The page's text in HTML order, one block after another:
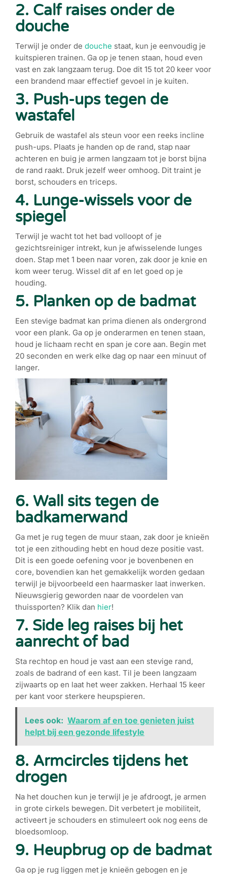
2. Calf raises onder de
douche
Terwijl je onder de douche staat, kun je eenvoudig je
kuitspieren trainen. Ga op je tenen staan, houd even
vast en zak langzaam terug. Doe dit 15 tot 20 keer voor
een brandend maar effectief gevoel in je kuiten.
3. Push-ups tegen de
wastafel
Gebruik de wastafel als steun voor een reeks incline
push-ups. Plaats je handen op de rand, stap naar
achteren en buig je armen langzaam tot je borst bijna
de rand raakt. Druk jezelf weer omhoog. Dit traint je
borst, schouders en triceps.
4. Lunge-wissels voor de
spiegel
Terwijl je wacht tot het bad volloopt of je
gezichtsreiniger intrekt, kun je afwisselende lunges
doen. Stap met 1 been naar voren, zak door je knie en
kom weer terug. Wissel dit af en let goed op je
houding.
5. Planken op de badmat
Een stevige badmat kan prima dienen als ondergrond
voor een plank. Ga op je onderarmen en tenen staan,
houd je lichaam recht en span je core aan. Begin met
20 seconden en werk elke dag op naar een minuut of
langer.
6. Wall sits tegen de
badkamerwand
Ga met je rug tegen de muur staan, zak door je knieën
tot je een zithouding hebt en houd deze positie vast.
Dit is een goede oefening voor je bovenbenen en
core, bovendien kan het gemakkelijk worden gedaan
terwijl je bijvoorbeeld een haarmasker laat inwerken.
Nieuwsgierig geworden naar de voordelen van
thuissporten? Klik dan hier!
7. Side leg raises bij het
aanrecht of bad
Sta rechtop en houd je vast aan een stevige rand,
zoals de badrand of een kast. Til je been langzaam
zijwaarts op en laat het weer zakken. Herhaal 15 keer
per kant voor sterkere heupspieren.
Lees ook: Waarom af en toe genieten juist
helpt bij een gezonde lifestyle
8. Armcircles tijdens het
drogen
Na het douchen kun je terwijl je je afdroogt, je armen
in grote cirkels bewegen. Dit verbetert je mobiliteit,
activeert je schouders en stimuleert ook nog eens de
bloedsomloop.
9. Heupbrug op de badmat
Ga op je rug liggen met je knieën gebogen en je